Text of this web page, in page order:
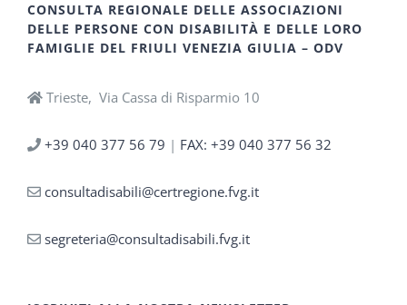
CONSULTA REGIONALE DELLE ASSOCIAZIONI
DELLE PERSONE CON DISABILITÀ E DELLE LORO
FAMIGLIE DEL FRIULI VENEZIA GIULIA – ODV
Trieste, Via Cassa di Risparmio 10
+39 040 377 56 79 | FAX: +39 040 377 56 32
consultadisabili@certregione.fvg.it
segreteria@consultadisabili.fvg.it